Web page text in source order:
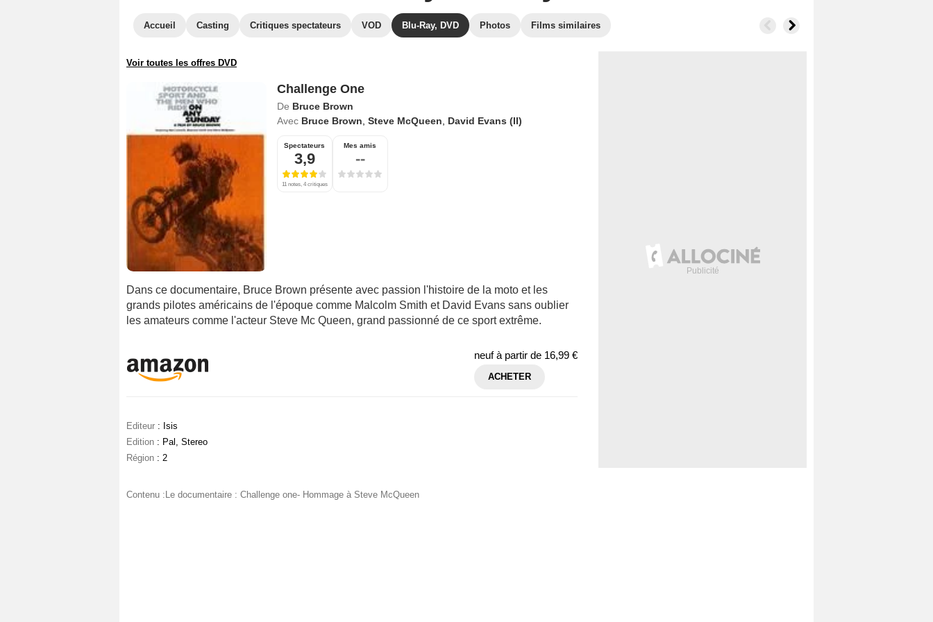
Accueil Casting Critiques spectateurs VOD Blu-Ray, DVD Photos Films similaires
Voir toutes les offres DVD
Challenge One
De Bruce Brown
Avec Bruce Brown Steve McQueen David Evans (II)
Spectateurs
3,9
11 notes, 4 critiques
Mes amis
--
Dans ce documentaire, Bruce Brown présente avec passion l'histoire de la moto et les
grands pilotes américains de l'époque comme Malcolm Smith et David Evans sans oublier
les amateurs comme l'acteur Steve Mc Queen, grand passionné de ce sport extrême.
neuf à partir de 16,99 €
ACHETER
Editeur : Isis
Edition : Pal, Stereo
Région : 2
Contenu :Le documentaire : Challenge one- Hommage à Steve McQueen